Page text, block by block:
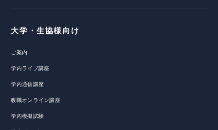
大学・生協様向け
ご案内
学内ライブ講座
学内通信講座
教職オンライン講座
学内模擬試験